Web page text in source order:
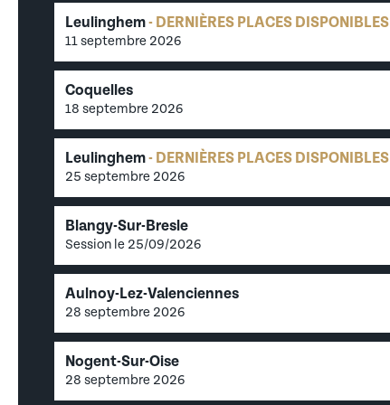
Leulinghem DERNIÈRES PLACES DISPONIBLES
11 septembre 2026
Coquelles
18 septembre 2026
Leulinghem DERNIÈRES PLACES DISPONIBLES
25 septembre 2026
Blangy-Sur-Bresle
Session le 25/09/2026
Aulnoy-Lez-Valenciennes
28 septembre 2026
Nogent-Sur-Oise
28 septembre 2026